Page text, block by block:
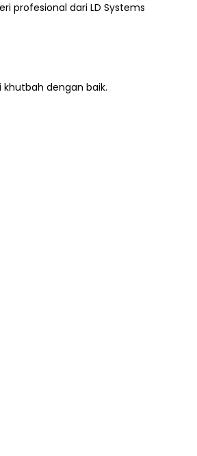
profesional dari LD Systems
dengan baik.